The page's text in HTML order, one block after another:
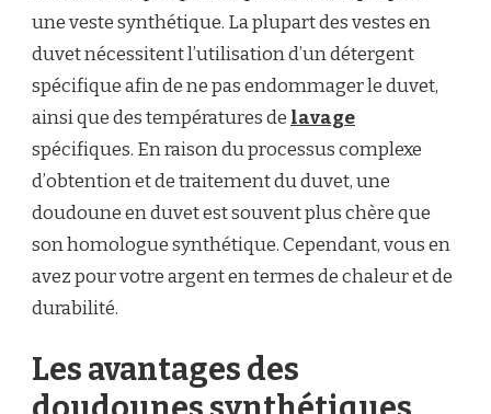
une veste synthétique. La plupart des vestes en
duvet nécessitent l’utilisation d’un détergent
spécifique afin de ne pas endommager le duvet,
ainsi que des températures de lavage
spécifiques. En raison du processus complexe
d’obtention et de traitement du duvet, une
doudoune en duvet est souvent plus chère que
son homologue synthétique. Cependant, vous en
avez pour votre argent en termes de chaleur et de
durabilité.
Les avantages des